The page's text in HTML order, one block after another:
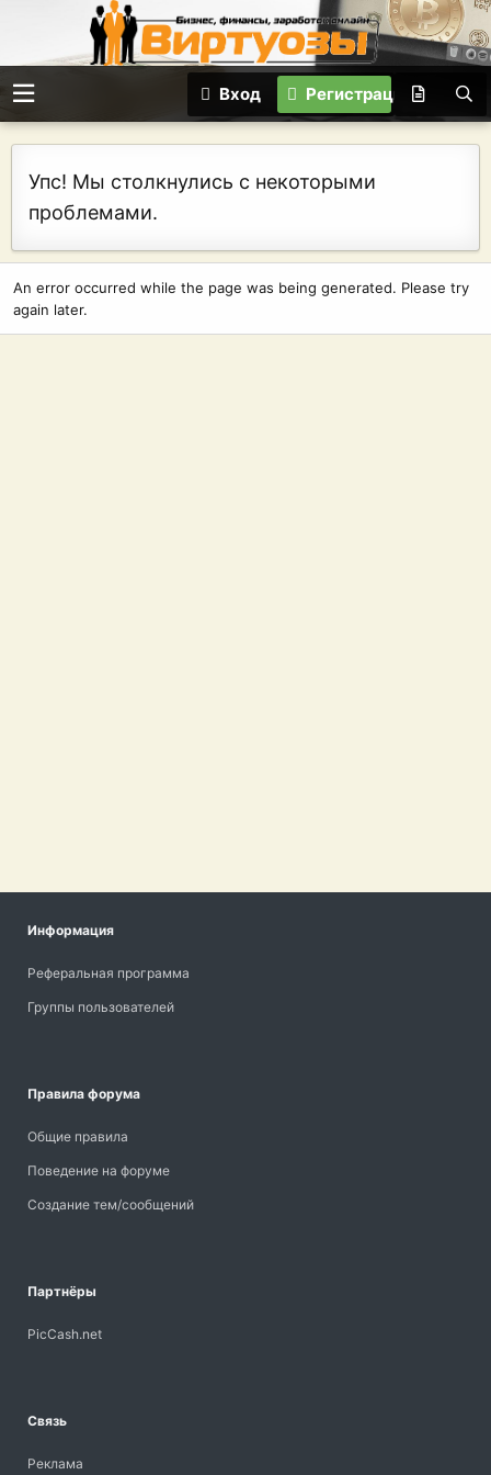
Вход Регистрация
Упс! Мы столкнулись с некоторыми
проблемами.
An error occurred while the page was being generated. Please try
again later.
Информация
Реферальная программа
Группы пользователей
Правила форума
Общие правила
Поведение на форуме
Создание тем/сообщений
Партнёры
PicCash.net
Связь
Реклама